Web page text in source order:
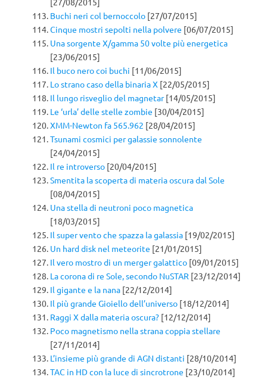
Buchi neri col bernoccolo [27/07/2015]
Cinque mostri sepolti nella polvere [06/07/2015]
Una sorgente X/gamma 50 volte più energetica
[23/06/2015]
Il buco nero coi buchi [11/06/2015]
Lo strano caso della binaria X [22/05/2015]
Il lungo risveglio del magnetar[14/05/2015]
Le ‘urla’ delle stelle zombie [30/04/2015]
XMM-Newton fa 565.962 [28/04/2015]
Tsunami cosmici per galassie sonnolente
[24/04/2015]
Il re introverso [20/04/2015]
Smentita la scoperta di materia oscura dal Sole
[08/04/2015]
Una stella di neutroni poco magnetica
[18/03/2015]
Il super vento che spazza la galassia [19/02/2015]
Un hard disk nel meteorite [21/01/2015]
Il vero mostro di un merger galattico [09/01/2015]
La corona di re Sole, secondo NuSTAR [23/12/2014]
Il gigante e la nana [22/12/2014]
Il più grande Gioiello dell’universo [18/12/2014]
Raggi X dalla materia oscura? [12/12/2014]
Poco magnetismo nella strana coppia stellare
[27/11/2014]
L’insieme più grande di AGN distanti [28/10/2014]
TAC in HD con la luce di sincrotrone [23/10/2014]